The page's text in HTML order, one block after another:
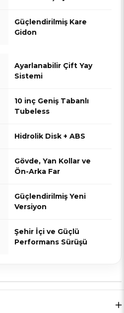
Güçlendirilmiş Kare
Gidon
Ayarlanabilir Çift Yay
Sistemi
10 inç Geniş Tabanlı
Tubeless
Hidrolik Disk + ABS
Gövde, Yan Kollar ve
Ön-Arka Far
Güçlendirilmiş Yeni
Versiyon
Şehir İçi ve Güçlü
Performans Sürüşü